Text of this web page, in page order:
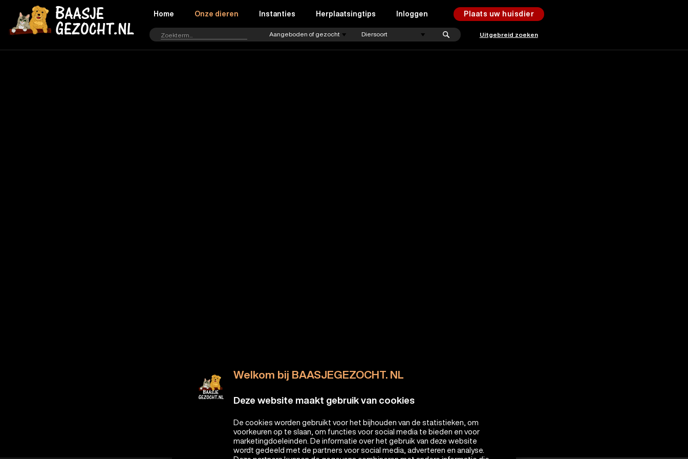
Welkom bij BAASJEGEZOCHT. NL
Deze website maakt gebruik van cookies
De cookies worden gebruikt voor het bijhouden van de statistieken, om
voorkeuren op te slaan, om functies voor social media te bieden en voor
marketingdoeleinden. De informatie over het gebruik van deze website
wordt gedeeld met de partners voor social media, adverteren en analyse.
Home Onze dieren Instanties Herplaatsingtips Inloggen Plaats uw huisdier
Uitgebreid zoeken